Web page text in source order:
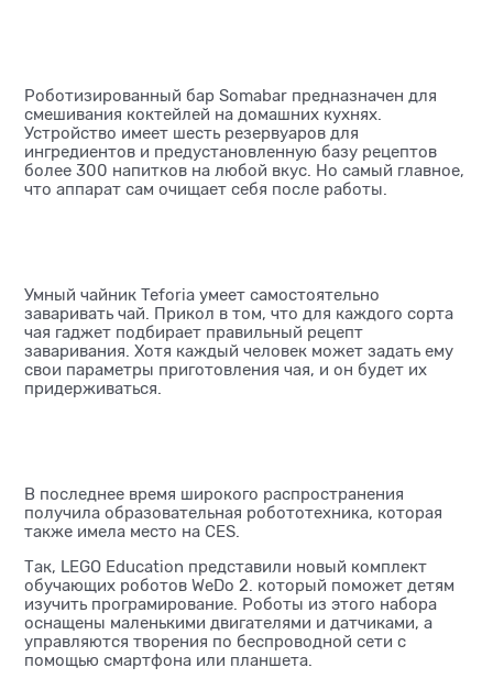
Роботизированный бар Somabar предназначен для
смешивания коктейлей на домашних кухнях.
Устройство имеет шесть резервуаров для
ингредиентов и предустановленную базу рецептов
более 300 напитков на любой вкус. Но самый главное,
что аппарат сам очищает себя после работы.
Умный чайник Teforia умеет самостоятельно
заваривать чай. Прикол в том, что для каждого сорта
чая гаджет подбирает правильный рецепт
заваривания. Хотя каждый человек может задать ему
свои параметры приготовления чая, и он будет их
придерживаться.
В последнее время широкого распространения
получила образовательная робототехника, которая
также имела место на CES.
Так, LEGO Education представили новый комплект
обучающих роботов WeDo 2. который поможет детям
изучить програмирование. Роботы из этого набора
оснащены маленькими двигателями и датчиками, а
управляются творения по беспроводной сети с
помощью смартфона или планшета.